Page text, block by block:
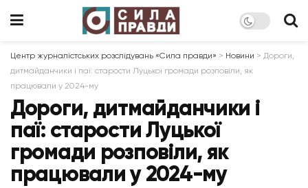
Центр журналістських розслідувань «Сила правди» > Новини > Дороги,
дитмайданчики і паї: старости Луцької громади розповіли, як
працювали у 2024-му
Дороги, дитмайданчики і
паї: старости Луцької
громади розповіли, як
працювали у 2024-му